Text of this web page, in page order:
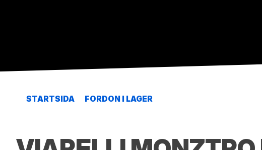
STARTSIDA FORDON I LAGER